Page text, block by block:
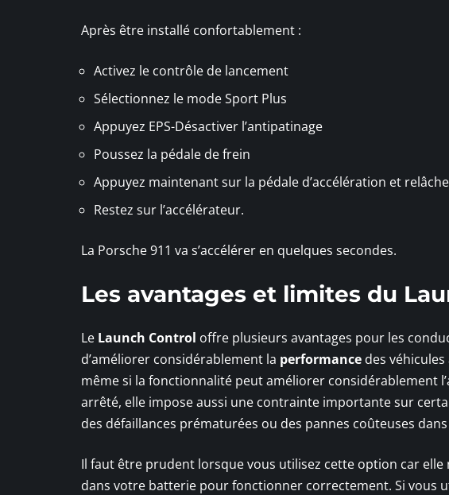
Après être installé confortablement :
Activez le contrôle de lancement
Sélectionnez le mode Sport Plus
Appuyez EPS-Désactiver l’antipatinage
Poussez la pédale de frein
Appuyez maintenant sur la pédale d’accélération et
Restez sur l’accélérateur.
La Porsche 911 va s’accélérer en quelques secondes.
Les avantages et limites du
Le Launch Control offre plusieurs avantages pour les
d’améliorer considérablement la performance des
même si la fonctionnalité peut améliorer considérablement
arrêté, elle impose aussi une contrainte importante sur
des défaillances prématurées ou des pannes coûteuses
Il faut être prudent lorsque vous utilisez cette option car elle
dans votre batterie pour fonctionner correctement. Si vous